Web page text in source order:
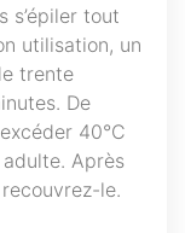
s’épiler tout
utilisation, un
trente
De
40°C
Après
le.